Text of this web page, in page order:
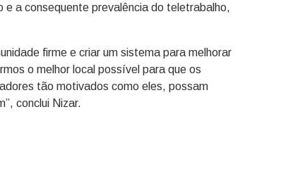
a consequente prevalência do teletrabalho,
firme e criar um sistema para melhorar
o melhor local possível para que os
tão motivados como eles, possam
conclui Nizar.